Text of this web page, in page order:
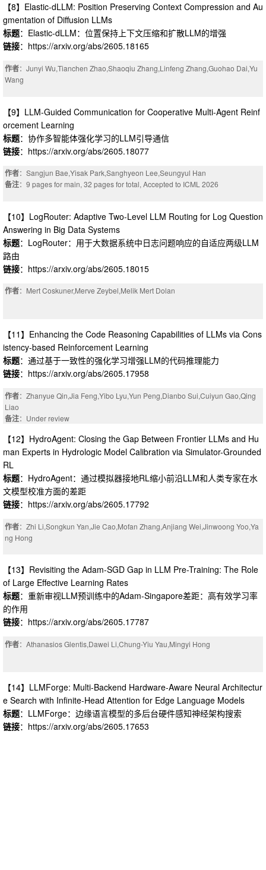
【8】Elastic-dLLM: Position Preserving Context Compression and Au
gmentation of Diffusion LLMs
标题：Elastic-dLLM：位置保持上下文压缩和扩散LLM的增强
链接：https://arxiv.org/abs/2605.18165
作者：Junyi Wu,Tianchen Zhao,Shaoqiu Zhang,Linfeng Zhang,Guohao Dai,Yu
Wang
【9】LLM-Guided Communication for Cooperative Multi-Agent Reinf
orcement Learning
标题：协作多智能体强化学习的LLM引导通信
链接：https://arxiv.org/abs/2605.18077
作者：Sangjun Bae,Yisak Park,Sanghyeon Lee,Seungyul Han
备注：9 pages for main, 32 pages for total, Accepted to ICML 2026
【10】LogRouter: Adaptive Two-Level LLM Routing for Log Question
Answering in Big Data Systems
标题：LogRouter：用于大数据系统中日志问题响应的自适应两级LLM
路由
链接：https://arxiv.org/abs/2605.18015
作者：Mert Coskuner,Merve Zeybel,Melik Mert Dolan
【11】Enhancing the Code Reasoning Capabilities of LLMs via Cons
istency-based Reinforcement Learning
标题：通过基于一致性的强化学习增强LLM的代码推理能力
链接：https://arxiv.org/abs/2605.17958
作者：Zhanyue Qin,Jia Feng,Yibo Lyu,Yun Peng,Dianbo Sui,Cuiyun Gao,Qing
Liao
备注：Under review
【12】HydroAgent: Closing the Gap Between Frontier LLMs and Hu
man Experts in Hydrologic Model Calibration via Simulator-Grounded
RL
标题：HydroAgent：通过模拟器接地RL缩小前沿LLM和人类专家在水
文模型校准方面的差距
链接：https://arxiv.org/abs/2605.17792
作者：Zhi Li,Songkun Yan,Jie Cao,Mofan Zhang,Anjiang Wei,Jinwoong Yoo,Ya
ng Hong
【13】Revisiting the Adam-SGD Gap in LLM Pre-Training: The Role
of Large Effective Learning Rates
标题：重新审视LLM预训练中的Adam-Singapore差距：高有效学习率
的作用
链接：https://arxiv.org/abs/2605.17787
作者：Athanasios Glentis,Dawei Li,Chung-Yiu Yau,Mingyi Hong
【14】LLMForge: Multi-Backend Hardware-Aware Neural Architectur
e Search with Infinite-Head Attention for Edge Language Models
标题：LLMForge：边缘语言模型的多后台硬件感知神经架构搜索
链接：https://arxiv.org/abs/2605.17653